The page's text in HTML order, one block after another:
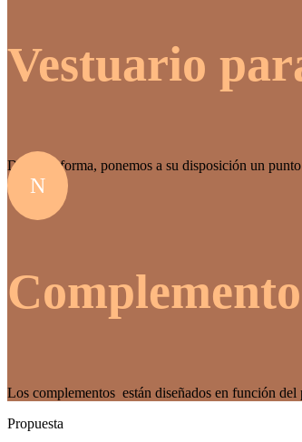
Vestuario
De igual forma, ponemos a su disposición un
N
Los complementos están diseñados en función
Propuesta